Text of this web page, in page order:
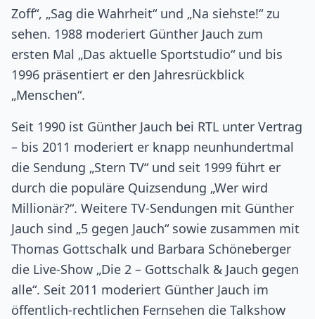
Zoff“, „Sag die Wahrheit“ und „Na siehste!“ zu
sehen. 1988 moderiert Günther Jauch zum
ersten Mal „Das aktuelle Sportstudio“ und bis
1996 präsentiert er den Jahresrückblick
„Menschen“.
Seit 1990 ist Günther Jauch bei RTL unter Vertrag
– bis 2011 moderiert er knapp neunhundertmal
die Sendung „Stern TV“ und seit 1999 führt er
durch die populäre Quizsendung „Wer wird
Millionär?“. Weitere TV-Sendungen mit Günther
Jauch sind „5 gegen Jauch“ sowie zusammen mit
Thomas Gottschalk und Barbara Schöneberger
die Live-Show „Die 2 – Gottschalk & Jauch gegen
alle“. Seit 2011 moderiert Günther Jauch im
öffentlich-rechtlichen Fernsehen die Talkshow